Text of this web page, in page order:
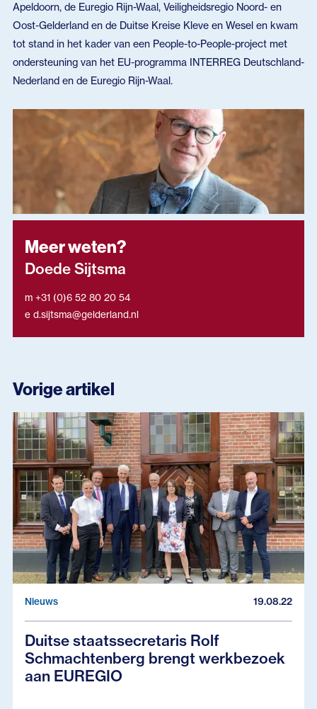
Apeldoorn, de Euregio Rijn-Waal, Veiligheidsregio Noord- en
Oost-Gelderland en de Duitse Kreise Kleve en Wesel en kwam
tot stand in het kader van een People-to-People-project met
ondersteuning van het EU-programma INTERREG Deutschland-
Nederland en de Euregio Rijn-Waal.
Meer weten?
Doede Sijtsma
m +31 (0)6 52 80 20 54
e d.sijtsma@gelderland.nl
Vorige artikel
Nieuws 19.08.22
Duitse staatssecretaris Rolf
Schmachtenberg brengt werkbezoek
aan EUREGIO